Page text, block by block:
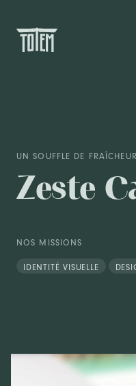
UN SOUFFLE DE FRAÎCHEUR
Zeste
NOS MISSIONS
IDENTITÉ VISUELLE